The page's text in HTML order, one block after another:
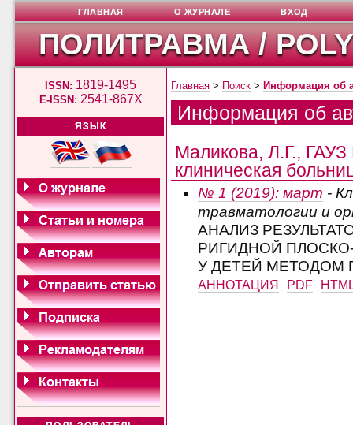
ПОЛИТРАВМА /
ISSN: 1819-1495
E-ISSN: 2541-867X
ЯЗЫК
ГЛАВНАЯ О ЖУРНАЛЕ ВХОД
Главная > Поиск > Информация об
Информация об
Маликова, Л.Г.,
клиническая
№ 1 (2019): март -
травматологии и
АНАЛИЗ
РИГИДНОЙ
У ДЕТЕЙ МЕТОДОМ
АННОТАЦИЯ PDF